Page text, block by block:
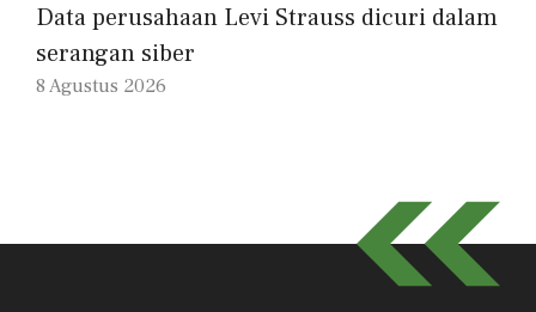
Data perusahaan Levi Strauss dicuri dalam
serangan siber
8 Agustus 2026